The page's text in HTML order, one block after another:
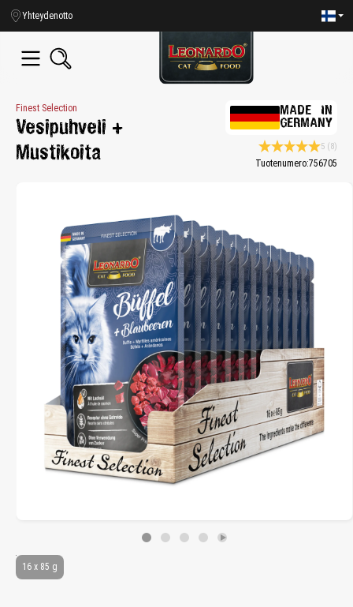
content
Yhteydenotto
Finest Selection
Vesipuhveli +
Mustikoita
MADE IN
GERMANY
Average rating 5 of
5 (8)
Tuotenumero:756705
16 x 85 g